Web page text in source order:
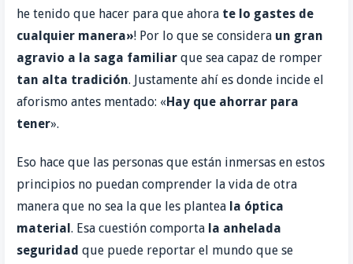
he tenido que hacer para que ahora te lo gastes de
cualquier manera»! Por lo que se considera un gran
agravio a la saga familiarque sea capaz de romper
tan alta tradición. Justamente ahí es donde incide el
aforismo antes mentado: «Hay que ahorrar para
tener».
Eso hace que las personas que están inmersas en estos
principios no puedan comprender la vida de otra
manera que no sea la que les plantea la óptica
material . Esa cuestión comporta la anhelada
seguridad que puede reportar el mundo que se